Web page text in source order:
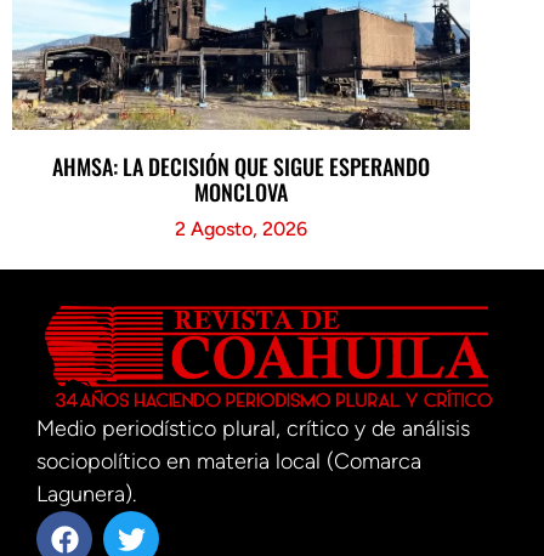
AHMSA: LA DECISIÓN QUE SIGUE ESPERANDO
MONCLOVA
2 Agosto, 2026
Medio periodístico plural, crítico y de análisis
sociopolítico en materia local (Comarca
Lagunera).